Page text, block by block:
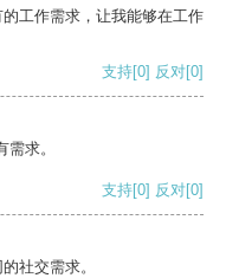
工作需求，让我能够在工作
支持[0] 反对[0]
求。
支持[0] 反对[0]
社交需求。